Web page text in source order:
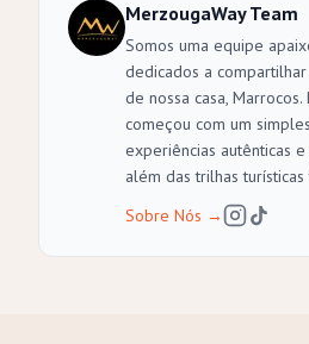
MerzougaWay Team
Somos uma equipe
dedicados a
de nossa casa, Marrocos.
começou com um
experiências autênticas
além das trilhas turísticas
Sobre Nós →